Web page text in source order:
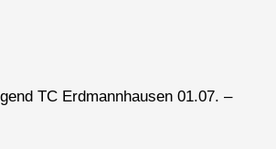
TC Erdmannhausen 01.07. –